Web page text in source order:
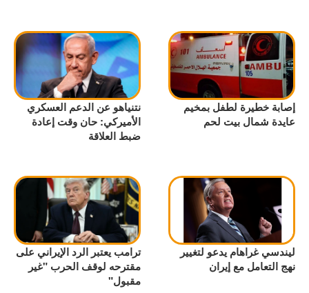
إصابة خطيرة لطفل بمخيم
عايدة شمال بيت لحم
نتنياهو عن الدعم العسكري
الأميركي: حان وقت إعادة
ضبط العلاقة
ليندسي غراهام يدعو لتغيير
نهج التعامل مع إيران
ترامب يعتبر الرد الإيراني على
مقترحه لوقف الحرب "غير
مقبول"